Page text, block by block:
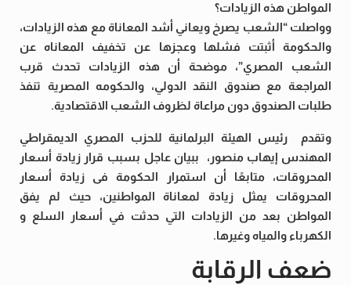
المواطن هذه الزيادات؟
وواصلت “الشعب يصرخ ويعاني أشد المعاناة مع هذه الزيادات،
والحكومة أثبتت فشلها وعجزها عن تخفيف المعاناه عن
الشعب المصري”، موضحة أن هذه الزيادات تحدث قرب
المراجعة مع صندوق النقد الدولي، والحكومه المصرية تنفذ
طلبات الصندوق دون مراعاة لظروف الشعب الاقتصادية.
وتقدم رئيس الهيئة البرلمانية للحزب المصري الديمقراطي
المهندس إيهاب منصور، ببيان عاجل بسبب قرار زيادة أسعار
المحروقات، متابعًا أن استمرار الحكومة فى زيادة أسعار
المحروقات يمثل زيادة لمعاناة المواطنين، حيث لم يفق
المواطن بعد من الزيادات التي حدثت في أسعار السلع و
الكهرباء والمياه وغيرها.
ضعف الرقابة